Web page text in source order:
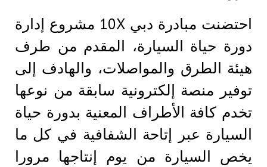
احتضنت مبادرة دبي 10X مشروع إدارة
دورة حياة السيارة، المقدم من طرف
هيئة الطرق والمواصلات، والهادف إلى
توفير منصة إلكترونية سابقة من نوعها
تخدم كافة اﻷﻃﺮاف المعنية ﺑﺪورة حياة
السيارة عبر إتاحة الشفافية في كل ما
يخص السيارة من يوم إنتاجها مرورا